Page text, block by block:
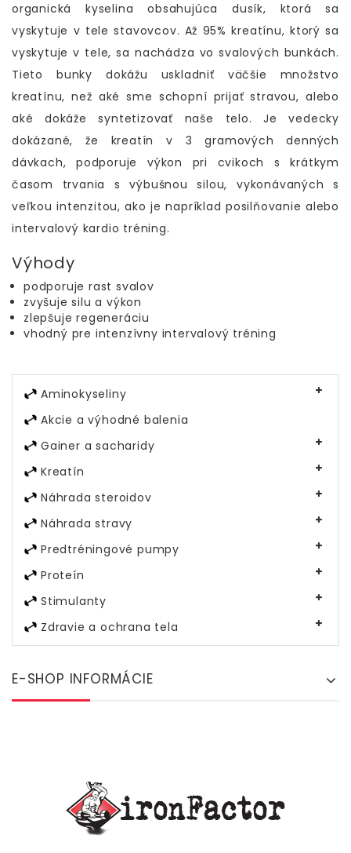
organická kyselina obsahujúca dusík, ktorá sa
vyskytuje v tele stavovcov. Až 95% kreatínu, ktorý sa
vyskytuje v tele, sa nachádza vo svalových bunkách.
Tieto bunky dokážu uskladniť väčšie množstvo
kreatínu, než aké sme schopní prijať stravou, alebo
aké dokáže syntetizovať naše telo. Je vedecky
dokázané, že kreatín v 3 gramových denných
dávkach, podporuje výkon pri cvikoch s krátkym
časom trvania s výbušnou silou, vykonávaných s
veľkou intenzitou, ako je napríklad posilňovanie alebo
intervalový kardio tréning.
Výhody
podporuje rast svalov
zvyšuje silu a výkon
zlepšuje regeneráciu
vhodný pre intenzívny intervalový tréning
Aminokyseliny
Akcie a výhodné balenia
Gainer a sacharidy
Kreatín
Náhrada steroidov
Náhrada stravy
Predtréningové pumpy
Proteín
Stimulanty
Zdravie a ochrana tela
E-SHOP INFORMÁCIE